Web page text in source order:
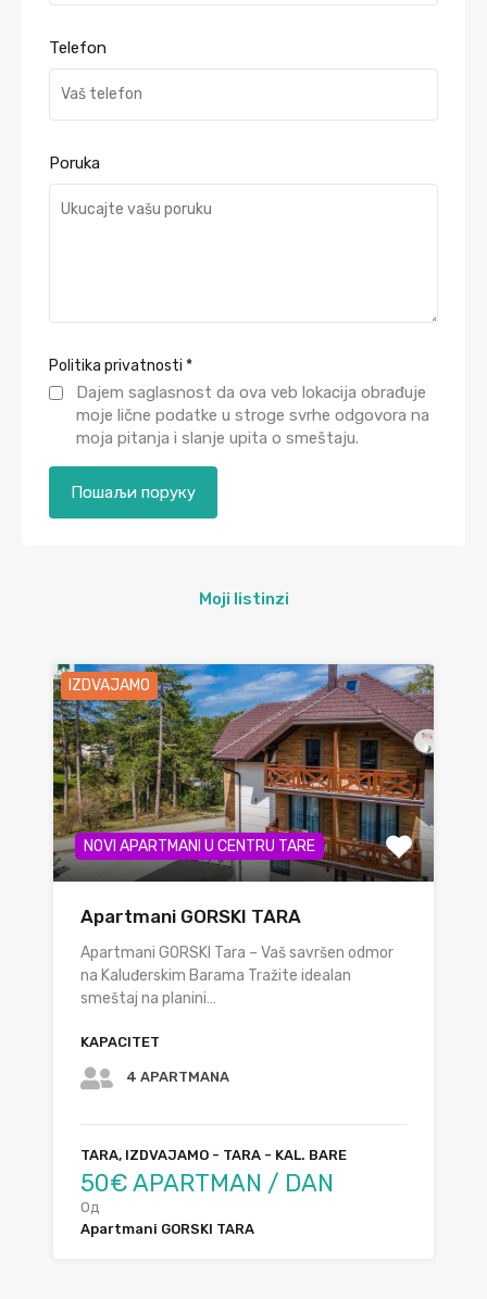
Telefon
Poruka
Politika privatnosti *
Dajem saglasnost da ova veb lokacija obrađuje
moje lične podatke u stroge svrhe odgovora na
moja pitanja i slanje upita o smeštaju.
Moji listinzi
IZDVAJAMO
NOVI APARTMANI U CENTRU TARE
Apartmani GORSKI TARA
Apartmani GORSKI Tara – Vaš savršen odmor
na Kaluđerskim Barama Tražite idealan
smeštaj na planini…
KAPACITET
4 APARTMANA
TARA, IZDVAJAMO - TARA - KAL. BARE
50€ APARTMAN / DAN
Од
Apartmani GORSKI TARA